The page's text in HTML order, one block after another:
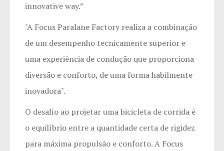
innovative way.”
"A Focus Paralane Factory realiza a combinação
de um desempenho tecnicamente superior e
uma experiência de condução que proporciona
diversão e conforto, de uma forma habilmente
inovadora".
O desafio ao projetar uma bicicleta de corrida é
o equilíbrio entre a quantidade certa de rigidez
para máxima propulsão e conforto. A Focus